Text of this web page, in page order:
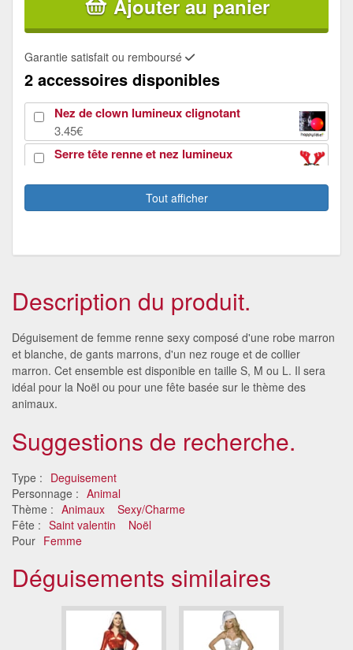
Ajouter au panier
Garantie satisfait ou remboursé
2 accessoires disponibles
Nez de clown lumineux clignotant
3.45€
Serre tête renne et nez lumineux
Tout afficher
Description du produit.
Déguisement de femme renne sexy composé d'une robe marron
et blanche, de gants marrons, d'un nez rouge et de collier
marron. Cet ensemble est disponible en taille S, M ou L. Il sera
idéal pour la Noël ou pour une fête basée sur le thème des
animaux.
Suggestions de recherche.
Type : Deguisement
Personnage : Animal
Thème : Animaux
Sexy/Charme
Fête : Saint valentin
Noël
Pour Femme
Déguisements similaires